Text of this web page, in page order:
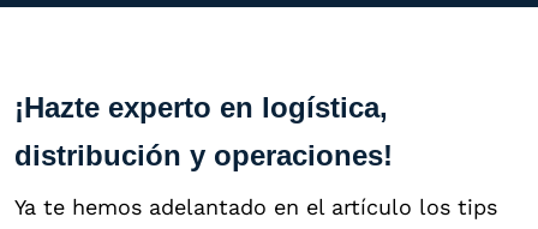
¡Hazte experto en logística,
distribución y operaciones!
Ya te hemos adelantado en el artículo los tips